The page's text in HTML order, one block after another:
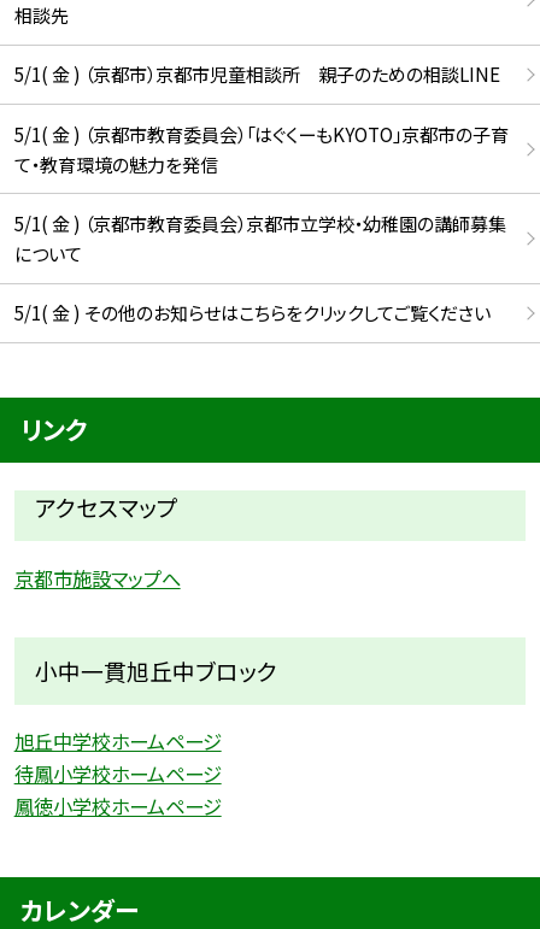
相談先
5/1( 金 ) （京都市）京都市児童相談所 親子のための相談LINE
5/1( 金 ) （京都市教育委員会）「はぐくーもKYOTO」京都市の子育
て・教育環境の魅力を発信
5/1( 金 ) （京都市教育委員会）京都市立学校・幼稚園の講師募集
について
5/1( 金 ) その他のお知らせはこちらをクリックしてご覧ください
リンク
アクセスマップ
京都市施設マップへ
小中一貫旭丘中ブロック
旭丘中学校ホームページ
待鳳小学校ホームページ
鳳徳小学校ホームページ
カレンダー